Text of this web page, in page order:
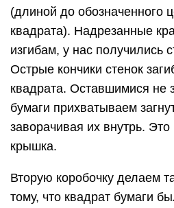
(длиной до обозначенного
квадрата). Надрезанные
изгибам, у нас получились
Острые кончики стенок
квадрата. Оставшимися не
бумаги прихватываем
заворачивая их внутрь. Это
крышка.
Вторую коробочку делаем
тому, что квадрат бумаги